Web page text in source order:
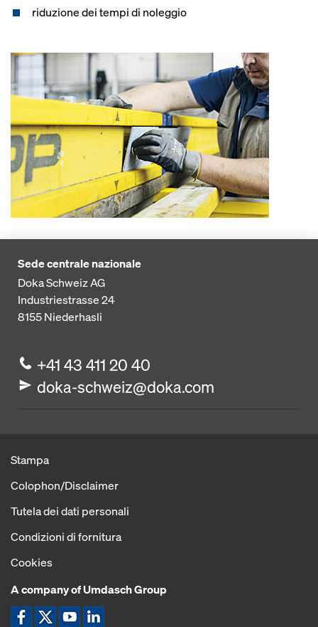
riduzione dei tempi di noleggio
Sede centrale nazionale
Doka Schweiz AG
Industriestrasse 24
8155Niederhasli
+41 43 411 20 40
doka-schweiz@doka.com
Stampa
Colophon/Disclaimer
Tutela dei dati personali
Condizioni di fornitura
Cookies
A company of Umdasch Group